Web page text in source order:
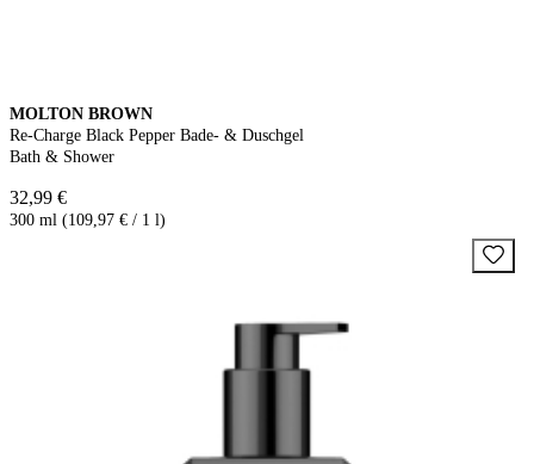
MOLTON BROWN
Re-Charge Black Pepper Bade- & Duschgel
Bath & Shower
32,99 €
300 ml (109,97 € / 1 l)